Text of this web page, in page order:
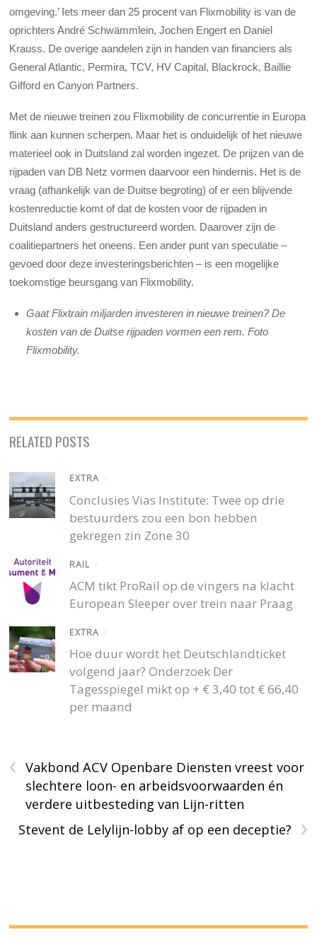
omgeving.’ Iets meer dan 25 procent van Flixmobility is van de
oprichters André Schwämmlein, Jochen Engert en Daniel
Krauss. De overige aandelen zijn in handen van financiers als
General Atlantic, Permira, TCV, HV Capital, Blackrock, Baillie
Gifford en Canyon Partners.
Met de nieuwe treinen zou Flixmobility de concurrentie in Europa
flink aan kunnen scherpen. Maar het is onduidelijk of het nieuwe
materieel ook in Duitsland zal worden ingezet. De prijzen van de
rijpaden van DB Netz vormen daarvoor een hindernis. Het is de
vraag (afhankelijk van de Duitse begroting) of er een blijvende
kostenreductie komt of dat de kosten voor de rijpaden in
Duitsland anders gestructureerd worden. Daarover zijn de
coalitiepartners het oneens. Een ander punt van speculatie –
gevoed door deze investeringsberichten – is een mogelijke
toekomstige beursgang van Flixmobility.
Gaat Flixtrain miljarden investeren in nieuwe treinen? De
kosten van de Duitse rijpaden vormen een rem. Foto
Flixmobility.
RELATED POSTS
EXTRA /
Conclusies Vias Institute: Twee op drie
bestuurders zou een bon hebben
gekregen zin Zone 30
RAIL /
ACM tikt ProRail op de vingers na klacht
European Sleeper over trein naar Praag
EXTRA /
Hoe duur wordt het Deutschlandticket
volgend jaar? Onderzoek Der
Tagesspiegel mikt op + € 3,40 tot € 66,40
per maand
‹
Vakbond ACV Openbare Diensten vreest voor
slechtere loon- en arbeidsvoorwaarden én
verdere uitbesteding van Lijn-ritten
›
Stevent de Lelylijn-lobby af op een deceptie?